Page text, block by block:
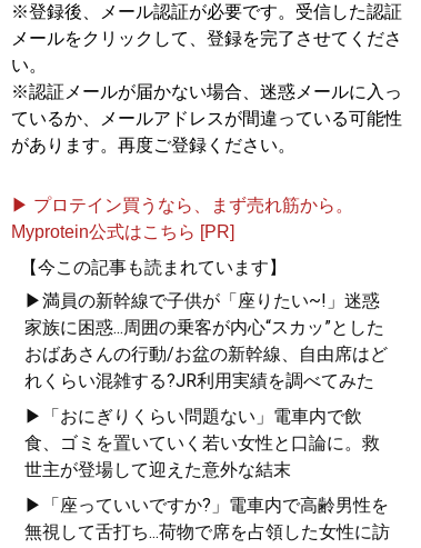
※登録後、メール認証が必要です。受信した認証
メールをクリックして、登録を完了させてくださ
い。
※認証メールが届かない場合、迷惑メールに入っ
ているか、メールアドレスが間違っている可能性
があります。再度ご登録ください。
▶ プロテイン買うなら、まず売れ筋から。
Myprotein公式はこちら [PR]
【今この記事も読まれています】
▶満員の新幹線で子供が「座りたい~!」迷惑
家族に困惑...周囲の乗客が内心“スカッ”とした
おばあさんの行動/お盆の新幹線、自由席はど
れくらい混雑する?JR利用実績を調べてみた
▶「おにぎりくらい問題ない」電車内で飲
食、ゴミを置いていく若い女性と口論に。救
世主が登場して迎えた意外な結末
▶「座っていいですか?」電車内で高齢男性を
無視して舌打ち...荷物で席を占領した女性に訪